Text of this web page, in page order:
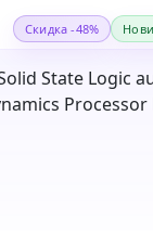
Скидка -48%